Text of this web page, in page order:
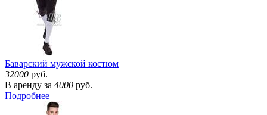
Баварский мужской костюм
32000 руб.
В аренду за 4000 руб.
Подробнее